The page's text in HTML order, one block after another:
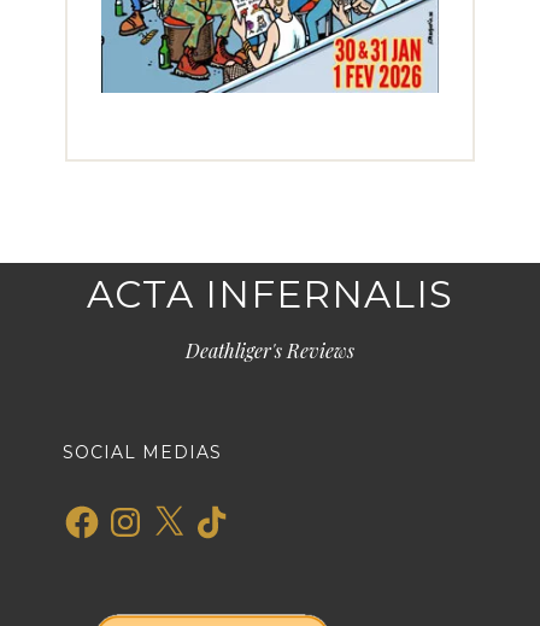
ACTA INFERNALIS
Deathliger's Reviews
SOCIAL MEDIAS
FacebookInstagram
X TikTok